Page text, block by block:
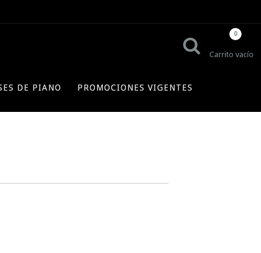
Carrito vacío
0
DE PIANO PROMOCIONES VIGENTES